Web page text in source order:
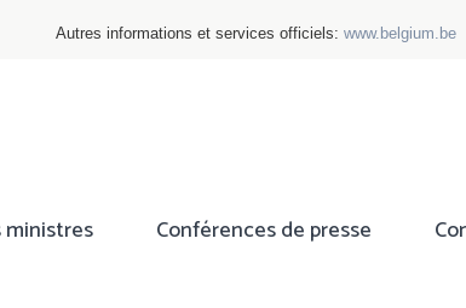
Autres informations et services officiels: www.belgium.be
ministres Conférences de presse